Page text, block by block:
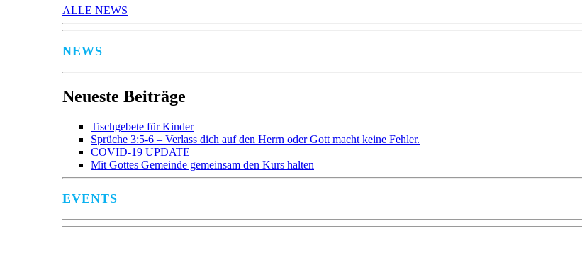
ALLE NEWS
NEWS
Neueste Beiträge
Tischgebete für Kinder
Sprüche 3:5-6 – Verlass dich auf den Herrn oder Gott macht keine Fehler.
COVID-19 UPDATE
Mit Gottes Gemeinde gemeinsam den Kurs halten
EVENTS